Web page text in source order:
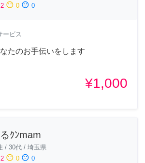
2 sentiment_neutral 0 sentiment_dissatisfied 0
ービス
たのお手伝いをします
¥1,000
ｸﾝmam
/ 30代 / 埼玉県
2 sentiment_neutral 0 sentiment_dissatisfied 0